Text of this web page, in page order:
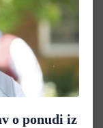
o ponudi iz